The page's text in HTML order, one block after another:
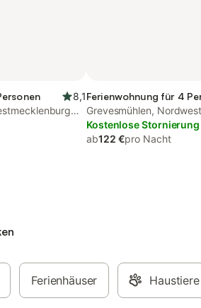
8,1Ferienwohnung für 4
Grevesmühlen,
(Wismar und Umgebung)
Kostenlose Stornierung
ab122 €pro Nacht
Ferienhäuser